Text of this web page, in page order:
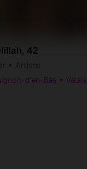
42
d'en-Bas • Valais